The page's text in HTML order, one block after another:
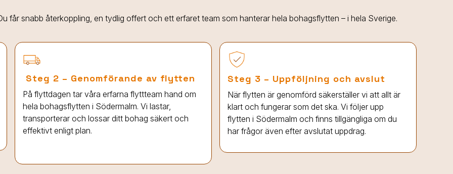
får snabb återkoppling, en tydlig offert och ett erfaret team som hanterar hela bohagsflytten – i hela Sverige.
Steg 2 – Genomförande av flytten
På flyttdagen tar våra erfarna flyttteam hand om
hela bohagsflytten i Södermalm. Vi lastar,
transporterar och lossar ditt bohag säkert och
effektivt enligt plan.
Steg 3 – Uppföljning och avslut
När flytten är genomförd säkerställer vi att allt är
klart och fungerar som det ska. Vi följer upp
flytten i Södermalm och finns tillgängliga om du
har frågor även efter avslutat uppdrag.